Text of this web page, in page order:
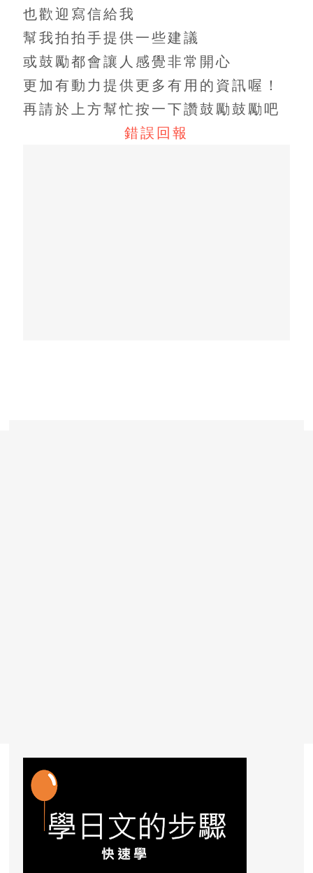
也歡迎寫信給我
幫我拍拍手提供一些建議
或鼓勵都會讓人感覺非常開心
更加有動力提供更多有用的資訊喔！
再請於上方幫忙按一下讚鼓勵鼓勵吧
錯誤回報